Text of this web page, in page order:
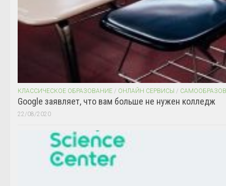
КЛАССИЧЕСКОЕ ОБРАЗОВАНИЕ / ОНЛАЙН СЕРВИСЫ /
Google заявляет, что вам больше не нужен колледж
22/08/2020